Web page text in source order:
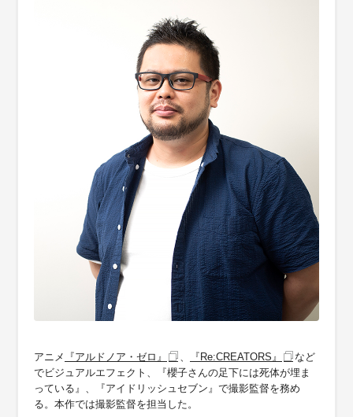
アニメ 『アルドノア・ゼロ』 、 『Re:CREATORS』
など
でビジュアルエフェクト、『櫻子さんの足下には死体が埋ま
っている』、『アイドリッシュセブン』で撮影監督を務め
る。本作では撮影監督を担当した。